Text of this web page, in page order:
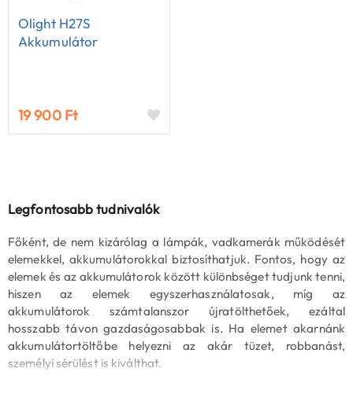
Olight H27S
Akkumulátor
19 900 Ft
Legfontosabb tudnivalók
Főként, de nem kizárólag a lámpák, vadkamerák működését
elemekkel, akkumulátorokkal biztosíthatjuk. Fontos, hogy az
elemek és az akkumulátorok között különbséget tudjunk tenni,
hiszen az elemek egyszerhasználatosak, míg az
akkumulátorok számtalanszor újratölthetőek, ezáltal
hosszabb távon gazdaságosabbak is. Ha elemet akarnánk
akkumulátortöltőbe helyezni az akár tüzet, robbanást,
személyi sérülést is kiválthat.